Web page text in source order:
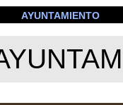
AYUNTAMIENTO